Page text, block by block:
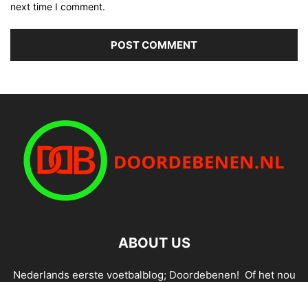
next time I comment.
ABOUT US
Nederlands eerste voetbalblog; Doordebenen! Of het nou